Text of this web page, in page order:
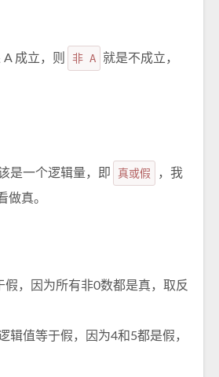
成立，则
非 A
就是不成立，
是一个逻辑量，即 真或假
，我
做真。
假，因为所有非0数都是真，取反
辑值等于假，因为4和5都是假，